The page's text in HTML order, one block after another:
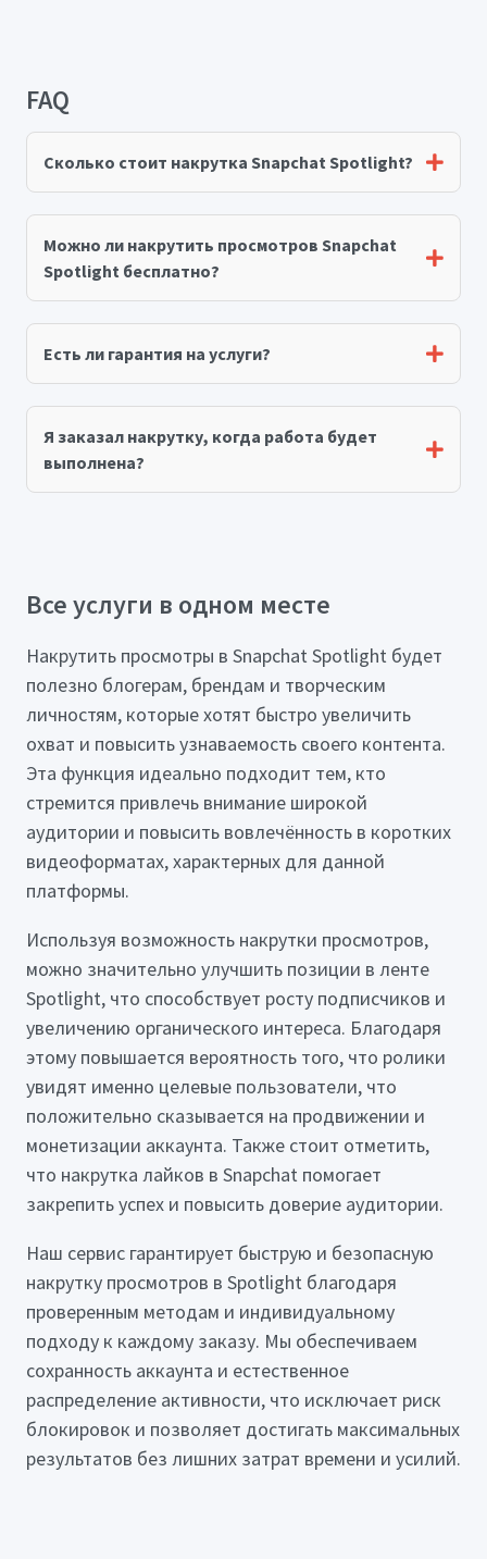
FAQ
Сколько стоит накрутка Snapchat Spotlight?
Можно ли накрутить просмотров Snapchat
Spotlight бесплатно?
Есть ли гарантия на услуги?
Я заказал накрутку, когда работа будет
выполнена?
Все услуги в одном месте
Накрутить просмотры в Snapchat Spotlight будет
полезно блогерам, брендам и творческим
личностям, которые хотят быстро увеличить
охват и повысить узнаваемость своего контента.
Эта функция идеально подходит тем, кто
стремится привлечь внимание широкой
аудитории и повысить вовлечённость в коротких
видеоформатах, характерных для данной
платформы.
Используя возможность накрутки просмотров,
можно значительно улучшить позиции в ленте
Spotlight, что способствует росту подписчиков и
увеличению органического интереса. Благодаря
этому повышается вероятность того, что ролики
увидят именно целевые пользователи, что
положительно сказывается на продвижении и
монетизации аккаунта. Также стоит отметить,
что накрутка лайков в Snapchat помогает
закрепить успех и повысить доверие аудитории.
Наш сервис гарантирует быструю и безопасную
накрутку просмотров в Spotlight благодаря
проверенным методам и индивидуальному
подходу к каждому заказу. Мы обеспечиваем
сохранность аккаунта и естественное
распределение активности, что исключает риск
блокировок и позволяет достигать максимальных
результатов без лишних затрат времени и усилий.